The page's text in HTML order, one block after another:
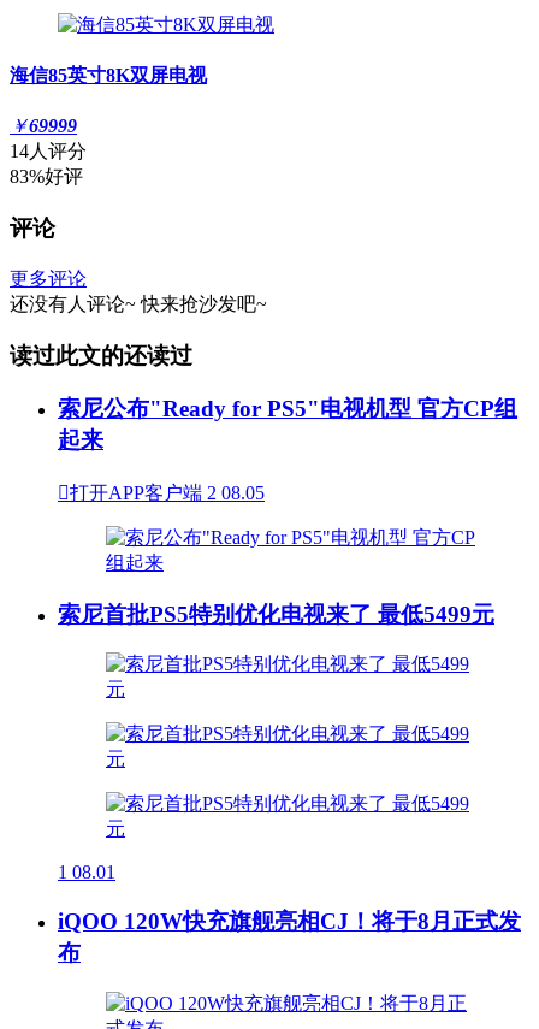
海信85英寸8K双屏电视
￥69999
14人评分
83%好评
评论
更多评论
还没有人评论~ 快来抢沙发吧~
读过此文的还读过
索尼公布"Ready for PS5"电视机型 官方CP组
起来
打开APP客户端 2 08.05
索尼首批PS5特别优化电视来了 最低5499元
1 08.01
iQOO 120W快充旗舰亮相CJ！将于8月正式发
布